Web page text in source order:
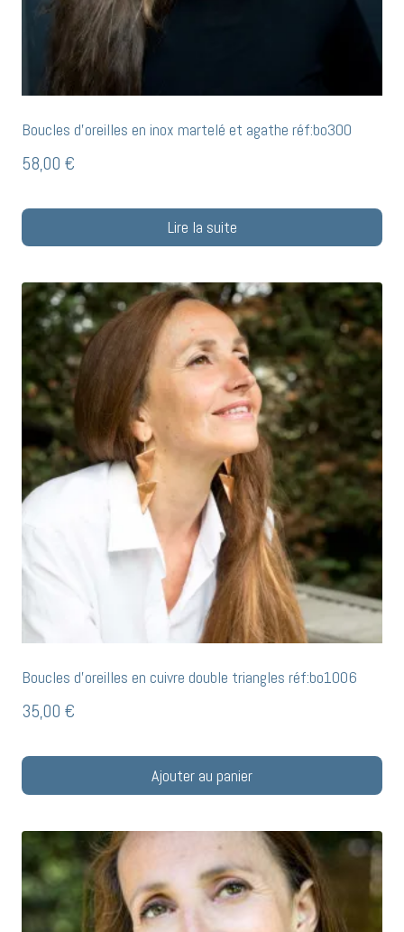
Boucles d’oreilles en inox martelé et agathe réf:bo300
58,00 €
Lire la suite
Boucles d’oreilles en cuivre double triangles réf:bo1006
35,00 €
Ajouter au panier